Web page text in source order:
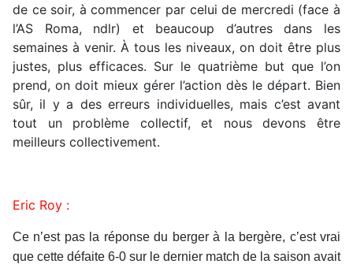
de ce soir, à commencer par celui de mercredi (face à
l’AS Roma, ndlr) et beaucoup d’autres dans les
semaines à venir. À tous les niveaux, on doit être plus
justes, plus efficaces. Sur le quatrième but que l’on
prend, on doit mieux gérer l’action dès le départ. Bien
sûr, il y a des erreurs individuelles, mais c’est avant
tout un problème collectif, et nous devons être
meilleurs collectivement.
Eric Roy :
Ce n’est pas la réponse du berger à la bergère, c’est vrai
que cette défaite 6-0 sur le dernier match de la saison avait